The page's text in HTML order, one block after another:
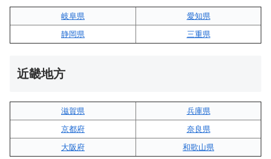
岐阜県
愛知県
静岡県
三重県
近畿地方
滋賀県
兵庫県
京都府
奈良県
大阪府
和歌山県